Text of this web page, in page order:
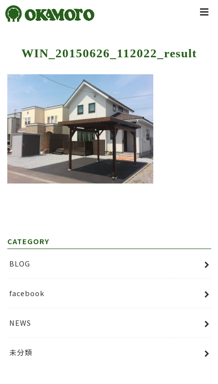
WIN_20150626_112022_result
CATEGORY
BLOG
facebook
NEWS
未分類